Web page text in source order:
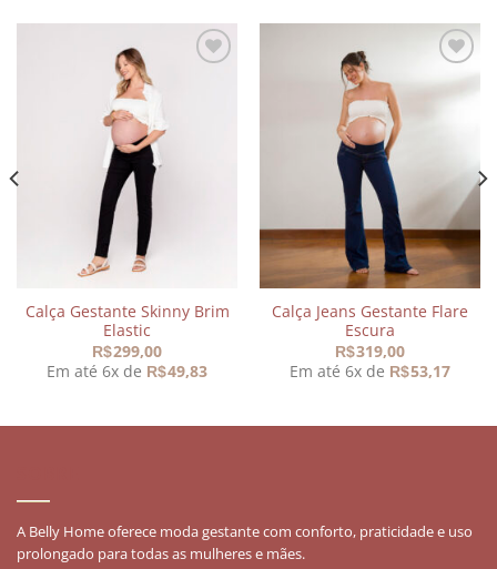
Calça Gestante Skinny Brim
Elastic
R$299,00
Em até 6x de R$49,83
Calça Jeans Gestante Flare
Escura
R$319,00
Em até 6x de R$53,17
A Belly Home oferece moda gestante com conforto, praticidade e uso
prolongado para todas as mulheres e mães.